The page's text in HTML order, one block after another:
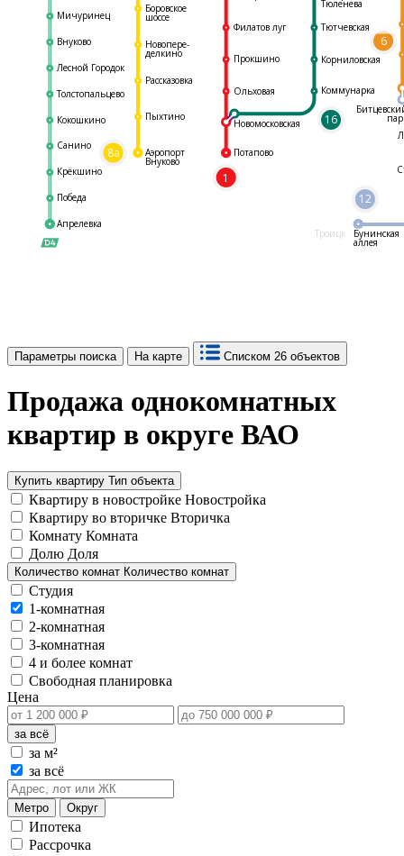
Троицк
16
1
8а
6
12
Мичуринец
Внуково
Лесной Городок
Толстопальцево
Кокошкино
Санино
Крёкшино
Победа
Апрелевка
Тюленева
Тютчевская
Корниловская
Коммунарка
Бунинская
аллея
Филатов луг
Прокшино
Ольховая
Новомосковская
Потапово
Боровское
шоссе
Новопере-
делкино
Рассказовка
Пыхтино
Аэропорт
Внуково
Параметры поиска На карте Списком 26 объектов
Продажа однокомнатных
квартир в округе ВАО
Купить квартиру Тип объекта
Квартиру в новостройке Новостройка
Квартиру во вторичке Вторичка
Комнату Комната
Долю Доля
Количество комнат Количество комнат
Студия
1-комнатная
2-комнатная
3-комнатная
4 и более комнат
Свободная планировка
Цена
за всё
за м²
за всё
Метро Округ
Ипотека
Рассрочка